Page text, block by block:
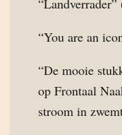
“Landverrader”
“You are an
“De mooie
op Frontaal
stroom in